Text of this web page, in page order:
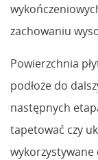
zachowaniu
Powierzchnia
podłoże do
następnych
tapetować czy